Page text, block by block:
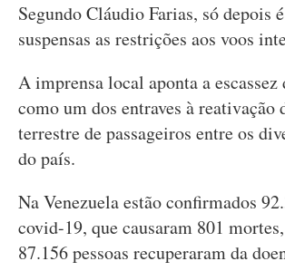
Segundo Cláudio Farias, só depois
suspensas as restrições aos voos
A imprensa local aponta a escassez
como um dos entraves à reativação
terrestre de passageiros entre os
do país.
Na Venezuela estão confirmados
covid-19, que causaram 801
87.156 pessoas recuperaram da